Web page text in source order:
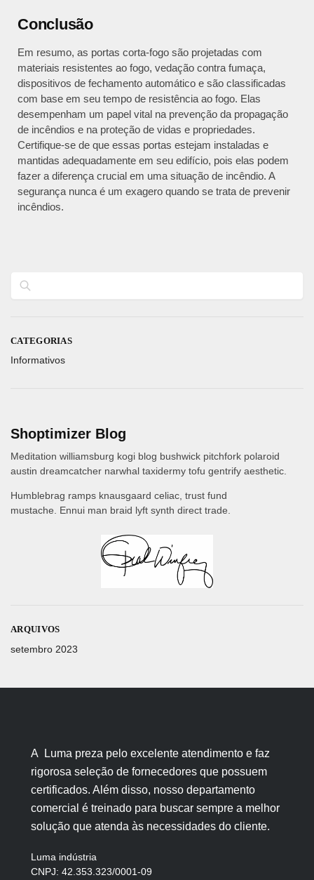
Conclusão
Em resumo, as portas corta-fogo são projetadas com
materiais resistentes ao fogo, vedação contra fumaça,
dispositivos de fechamento automático e são classificadas
com base em seu tempo de resistência ao fogo. Elas
desempenham um papel vital na prevenção da propagação
de incêndios e na proteção de vidas e propriedades.
Certifique-se de que essas portas estejam instaladas e
mantidas adequadamente em seu edifício, pois elas podem
fazer a diferença crucial em uma situação de incêndio. A
segurança nunca é um exagero quando se trata de prevenir
incêndios.
CATEGORIAS
Informativos
Shoptimizer Blog
Meditation williamsburg kogi blog bushwick pitchfork polaroid
austin dreamcatcher narwhal taxidermy tofu gentrify aesthetic.
Humblebrag ramps knausgaard celiac, trust fund
mustache. Ennui man braid lyft synth direct trade.
ARQUIVOS
setembro 2023
A Luma preza pelo excelente atendimento e faz
rigorosa seleção de fornecedores que possuem
certificados. Além disso, nosso departamento
comercial é treinado para buscar sempre a melhor
solução que atenda às necessidades do cliente.
Luma indústria
CNPJ: 42.353.323/0001-09